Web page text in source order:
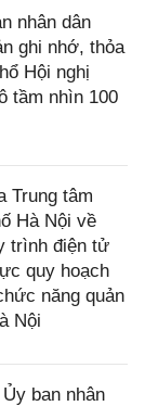
nhân dân
ghi nhớ, thỏa
Hội nghị
tầm nhìn 100
Trung tâm
Hà Nội về
trình điện tử
quy hoạch
năng quản
Nội
ban nhân